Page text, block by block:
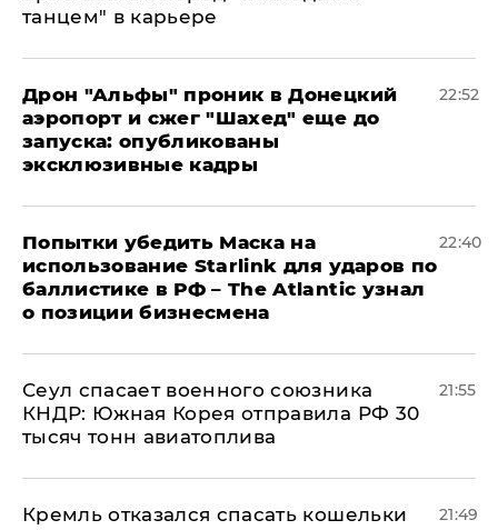
танцем" в карьере
Дрон "Альфы" проник в Донецкий
аэропорт и сжег "Шахед" еще до
запуска: опубликованы
эксклюзивные кадры
22:52
Попытки убедить Маска на
использование Starlink для ударов по
баллистике в РФ – The Atlantic узнал
о позиции бизнесмена
22:40
​Сеул спасает военного союзника
КНДР: Южная Корея отправила РФ 30
тысяч тонн авиатоплива
21:55
Кремль отказался спасать кошельки
21:49